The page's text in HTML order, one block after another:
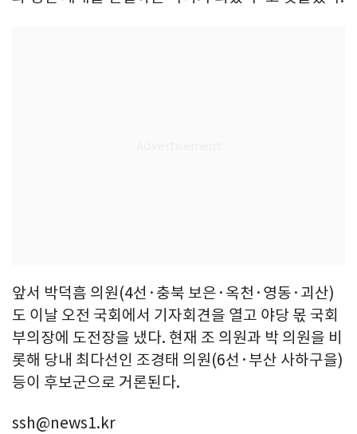
앞서 박덕흠 의원(4선·충북 보은·옥천·영동·괴산)
도 이날 오전 국회에서 기자회견을 열고 야당 몫 국회
부의장에 도전장을 냈다. 현재 조 의원과 박 의원을 비
롯해 당내 최다선인 조경태 의원(6선·부산 사하구을)
등이 후보군으로 거론된다.
ssh@news1.kr